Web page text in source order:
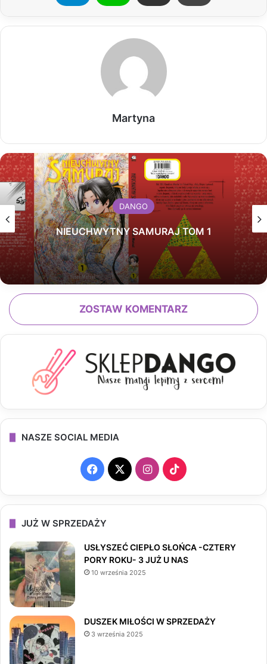
Martyna
DANGO
NIEUCHWYTNY SAMURAJ TOM 1
ZOSTAW KOMENTARZ
NASZE SOCIAL MEDIA
F
a
b
k
X
I
n
a
T
i
T
o
JUŻ W SPRZEDAŻY
USŁYSZEĆ CIEPŁO SŁOŃCA -CZTERY
PORY ROKU- 3 JUŻ U NAS
10 września 2025
DUSZEK MIŁOŚCI W SPRZEDAŻY
3 września 2025